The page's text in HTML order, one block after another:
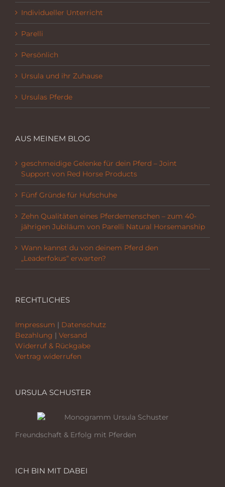
Individueller Unterricht
Parelli
Persönlich
Ursula und ihr Zuhause
Ursulas Pferde
AUS MEINEM BLOG
geschmeidige Gelenke für dein Pferd – Joint
Support von Red Horse Products
Fünf Gründe für Hufschuhe
Zehn Qualitäten eines Pferdemenschen – zum 40-
jährigen Jubiläum von Parelli Natural Horsemanship
Wann kannst du von deinem Pferd den
„Leaderfokus“ erwarten?
RECHTLICHES
Impressum | Datenschutz
Bezahlung | Versand
Widerruf & Rückgabe
Vertrag widerrufen
URSULA SCHUSTER
Freundschaft & Erfolg mit Pferden
ICH BIN MIT DABEI